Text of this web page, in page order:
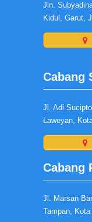
Jln.
Kidul, Garut,
Cabang
Jl. Adi
Laweyan,
Cabang
Jl. Marsan
Tampan,